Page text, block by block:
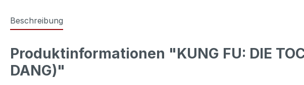
Beschreibung
Produktinformationen "KUNG FU: DIE
DANG)"